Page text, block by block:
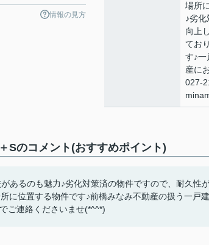
情報の見方
場所
♪劣
向上
てお
す♪一
産に
027-
Sのコメント(おすすめポイント)
あるのも魅力♪劣化対策済の物件ですので、耐久性
に位置する物件です♪前橋みなみ不動産の扱う一戸
ご連絡くださいませ(*^^*)